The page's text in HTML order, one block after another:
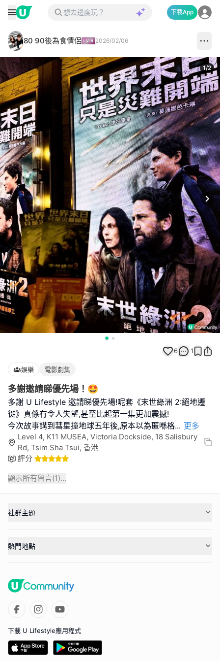
下載App
80 90後為食情侶 2026/02/06
1/2
6 1
娛樂 電影劇集
多謝邀請睇優先場！🤩
多謝 U Lifestyle 邀請睇優先場!呢套《末世綠洲 2:絕地遷
徙》真係冇令人失望,甚至比起第一集更加震撼!
今次故事講到彗星撞地球五年後,原本以為匿喺格... 更多
Level 4, K11 MUSEA, Victoria Dockside, 18 Salisbury
Rd, Tsim Sha Tsui, 香港
評分
顯示所有留言(1)...
社群主題
熱門地點
下載 U Lifestyle應用程式